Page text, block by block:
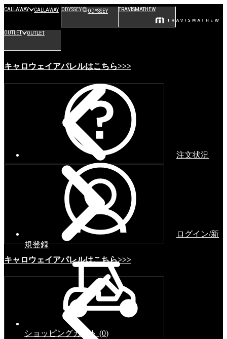
CALLAWAY CALLAWAY ODYSSEY ODYSSEY TRAVISMATHEW
OUTLET OUTLET
キャロウェイアパレルはこちら>>>
キャロウェイアパレルはこちら>>>
注文状況
ログイン/新
規登録
ショッピングカート (0)